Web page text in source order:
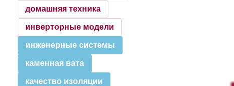
домашняя техника
инверторные модели
инженерные системы
каменная вата
качество изоляции